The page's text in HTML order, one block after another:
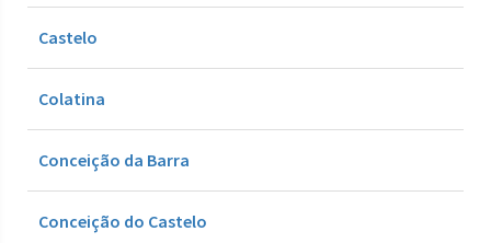
Castelo
Colatina
Conceição da Barra
Conceição do Castelo